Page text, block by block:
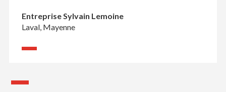
Entreprise Sylvain Lemoine
Laval, Mayenne